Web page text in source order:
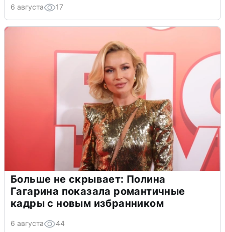
6 августа 17
Больше не скрывает: Полина
Гагарина показала романтичные
кадры с новым избранником
6 августа 44